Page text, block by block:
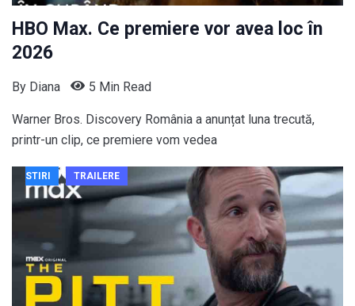
HBO Max. Ce premiere vor avea loc în
2026
By Diana 5 Min Read
Warner Bros. Discovery România a anunțat luna trecută,
printr-un clip, ce premiere vom vedea
STIRI TRAILERE